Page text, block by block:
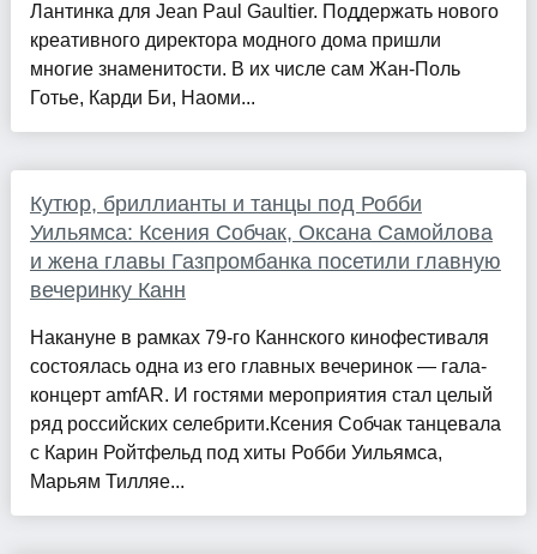
Лантинка для Jean Paul Gaultier. Поддержать нового
креативного директора модного дома пришли
многие знаменитости. В их числе сам Жан-Поль
Готье, Карди Би, Наоми...
Кутюр, бриллианты и танцы под Робби
Уильямса: Ксения Собчак, Оксана Самойлова
и жена главы Газпромбанка посетили главную
вечеринку Канн
Накануне в рамках 79-го Каннского кинофестиваля
состоялась одна из его главных вечеринок — гала-
концерт amfAR. И гостями мероприятия стал целый
ряд российских селебрити.Ксения Собчак танцевала
с Карин Ройтфельд под хиты Робби Уильямса,
Марьям Тилляе...